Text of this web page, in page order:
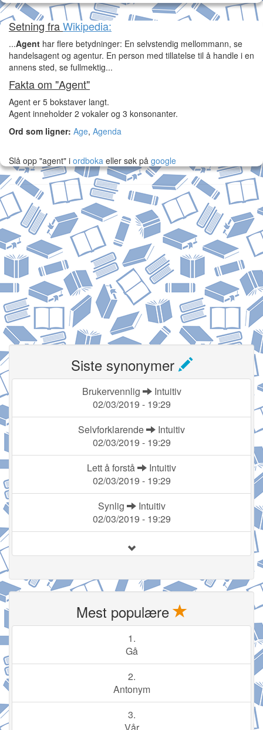
Setning fraWikipedia:
...Agent har flere betydninger: En selvstendig mellommann, se
handelsagent og agentur. En person med tillatelse til å handle i en
annens sted, se fullmektig...
Fakta om "Agent"
Agent er 5 bokstaver langt.
Agent inneholder 2 vokaler og 3 konsonanter.
Ord som ligner: Age, Agenda
Slå opp "agent" i ordboka eller søk på google
Siste synonymer
Brukervennlig
Intuitiv
02/03/2019 - 19:29
Selvforklarende
Intuitiv
02/03/2019 - 19:29
Lett å forstå
Intuitiv
02/03/2019 - 19:29
Synlig
Intuitiv
02/03/2019 - 19:29
Mest populære
1.
Gå
2.
Antonym
3.